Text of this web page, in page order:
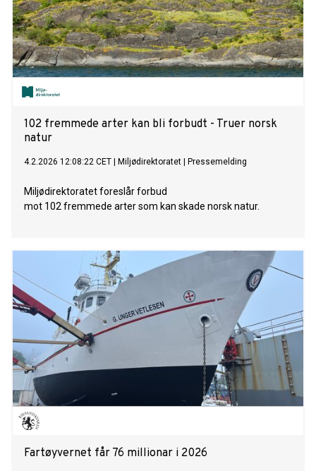
102 fremmede arter kan bli forbudt - Truer norsk
natur
4.2.2026 12:08:22 CET Miljødirektoratet Pressemelding
Miljødirektoratet foreslår forbud
mot 102 fremmede arter som kan skade norsk natur.
Fartøyvernet får 76 millionar i 2026